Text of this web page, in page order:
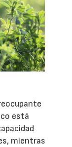
está
mientras